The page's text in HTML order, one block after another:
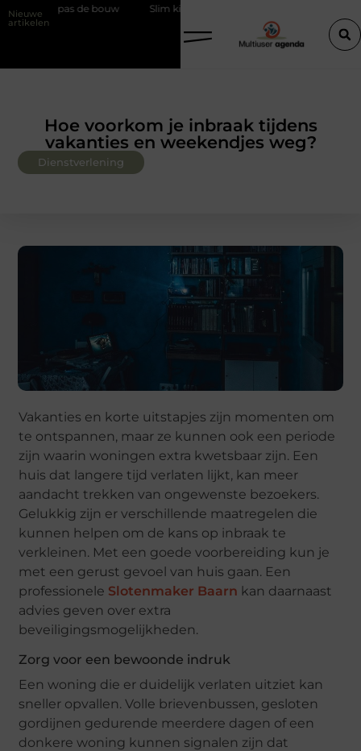
Nieuwe
artikelen
de bouw Slim kiezen voor wisselweer met een tussenjas
Hoe voorkom je inbraak tijdens
vakanties en weekendjes weg?
Dienstverlening
Vakanties en korte uitstapjes zijn momenten om
te ontspannen, maar ze kunnen ook een periode
zijn waarin woningen extra kwetsbaar zijn. Een
huis dat langere tijd verlaten lijkt, kan meer
aandacht trekken van ongewenste bezoekers.
Gelukkig zijn er verschillende maatregelen die
kunnen helpen om de kans op inbraak te
verkleinen. Met een goede voorbereiding kun je
met een gerust gevoel van huis gaan. Een
professionele Slotenmaker Baarn kan daarnaast
advies geven over extra
beveiligingsmogelijkheden.
Zorg voor een bewoonde indruk
Een woning die er duidelijk verlaten uitziet kan
sneller opvallen. Volle brievenbussen, gesloten
gordijnen gedurende meerdere dagen of een
donkere woning kunnen signalen zijn dat